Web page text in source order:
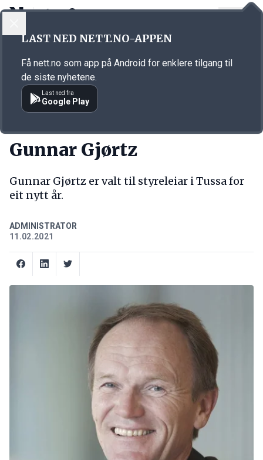
Annonsørinnhold
Gunnar Gjørtz
Gunnar Gjørtz er valt til styreleiar i Tussa for
eit nytt år.
ADMINISTRATOR
11.02.2021
LAST NED NETT.NO-APPEN
Få nett.no som app på Android for enklere tilgang til
de siste nyhetene.
Last ned fra
Google Play